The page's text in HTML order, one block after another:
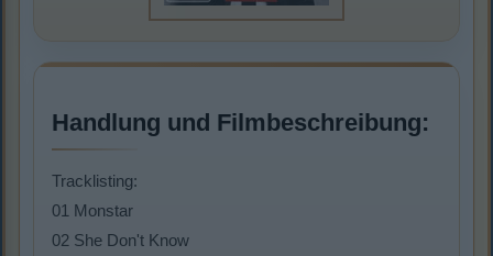
Handlung und Filmbeschreibung:
Tracklisting:
01 Monstar
02 She Don't Know